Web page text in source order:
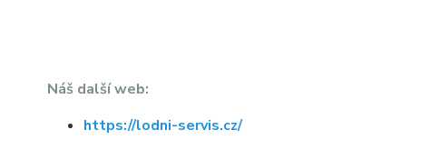
Náš další web:
https://lodni-servis.cz/